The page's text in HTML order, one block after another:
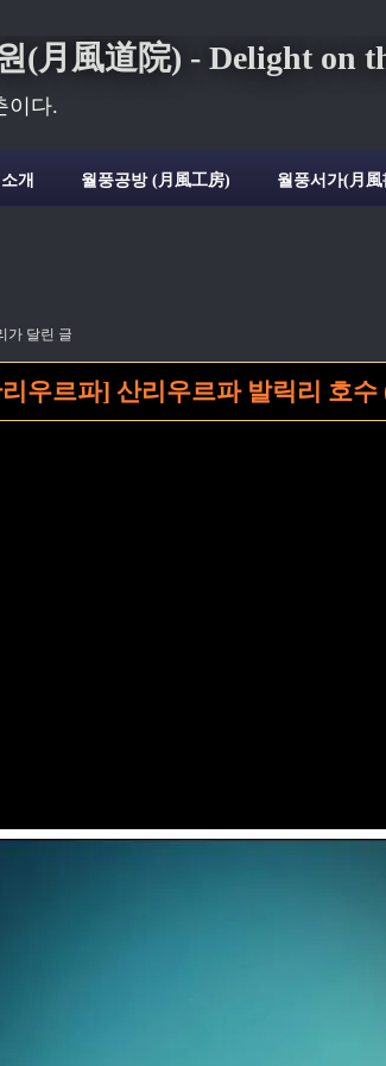
(月風道院) - Delight on
이다.
개 월풍공방 (月風工房) 월풍서가(月風
가 달린 글
우르파] 산리우르파 발릭리 호